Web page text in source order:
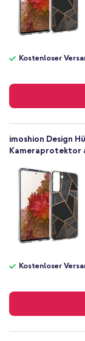
Rückseite
Kostenloser
Versand
imoshion Design
Kameraprotektor
Kostenloser
Versand